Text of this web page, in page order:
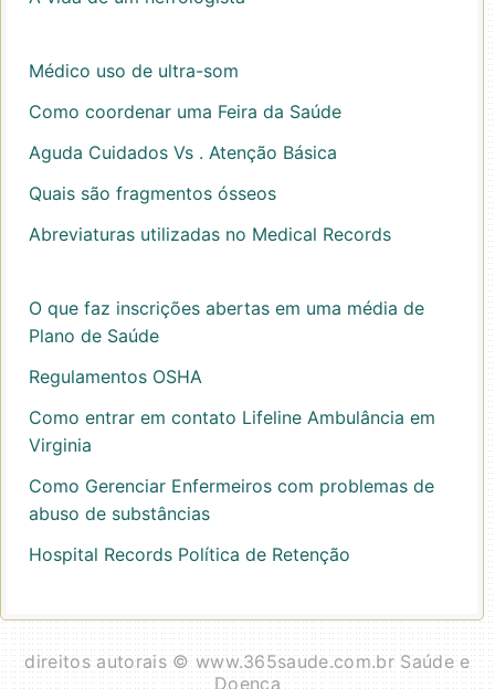
Médico uso de ultra-som
Como coordenar uma Feira da Saúde
Aguda Cuidados Vs . Atenção Básica
Quais são fragmentos ósseos
Abreviaturas utilizadas no Medical Records
O que faz inscrições abertas em uma média de
Plano de Saúde
Regulamentos OSHA
Como entrar em contato Lifeline Ambulância em
Virginia
Como Gerenciar Enfermeiros com problemas de
abuso de substâncias
Hospital Records Política de Retenção
direitos autorais © www.365saude.com.br Saúde e
Doença